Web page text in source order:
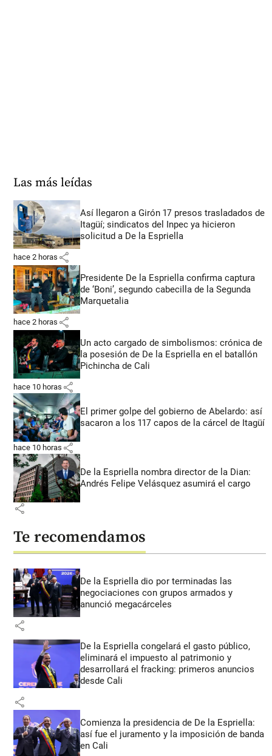
Las más leídas
Así llegaron a Girón 17 presos trasladados de
Itagüí; sindicatos del Inpec ya hicieron
solicitud a De la Espriella
hace 2 horas share
Presidente De la Espriella confirma captura
de ‘Boni’, segundo cabecilla de la Segunda
Marquetalia
hace 2 horas share
Un acto cargado de simbolismos: crónica de
la posesión de De la Espriella en el batallón
Pichincha de Cali
hace 10 horas share
El primer golpe del gobierno de Abelardo: así
sacaron a los 117 capos de la cárcel de Itagüí
hace 10 horas share
De la Espriella nombra director de la Dian:
Andrés Felipe Velásquez asumirá el cargo
share
Te recomendamos
De la Espriella dio por terminadas las
negociaciones con grupos armados y
anunció megacárceles
share
De la Espriella congelará el gasto público,
eliminará el impuesto al patrimonio y
desarrollará el fracking: primeros anuncios
desde Cali
share
Comienza la presidencia de De la Espriella:
así fue el juramento y la imposición de banda
en Cali